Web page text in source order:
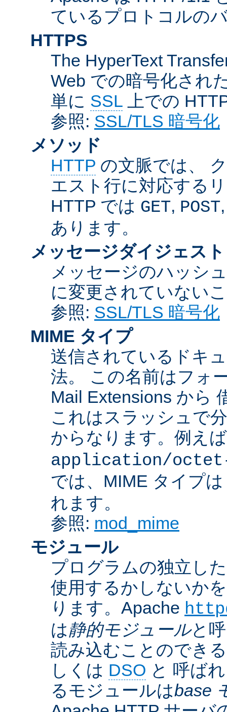
ているプロトコルの
HTTPS
The HyperText
Web での暗号化され
単に SSL 上での
参照: SSL/TLS 暗号化
メソッド
HTTP の文脈では、
エスト行に対応する
HTTP では GET, POST
あります。
メッセージダイジェスト
メッセージのハッシ
に変更されていない
参照: SSL/TLS 暗号化
MIME タイプ
送信されているドキ
法。 この名前はフォ
Mail Extensions から
これはスラッシュで
からなります。例え
application/
では、MIME タイプ
れます。
参照: mod_mime
モジュール
プログラムの独立し
使用するかしないか
ります。Apache
は静的モジュールと
読み込むことのでき
しくは DSO と 呼ば
るモジュールはbase